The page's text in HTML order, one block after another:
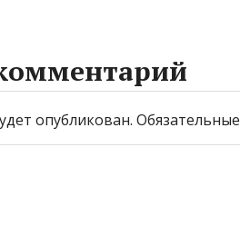
опубликован.